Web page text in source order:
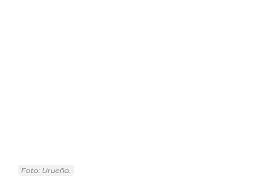
Foto: Urueña.